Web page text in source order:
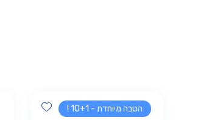
Add wishlist
הטבה מיוחדת - 10+1 !